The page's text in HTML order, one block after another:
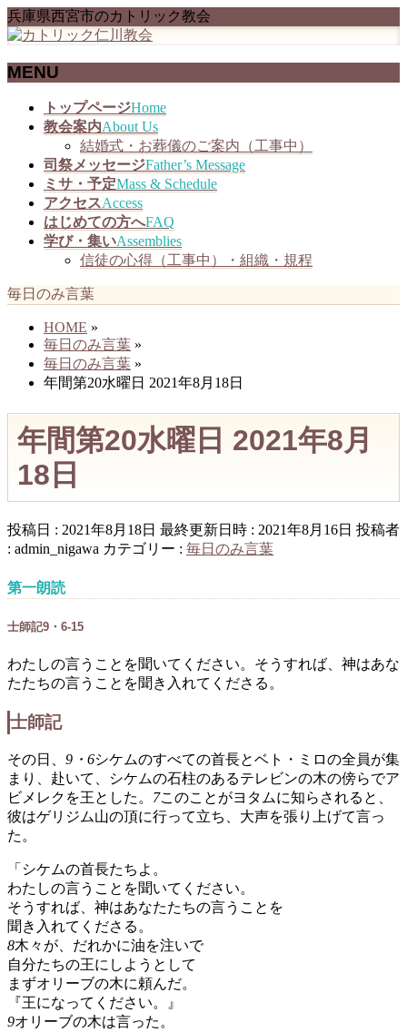
兵庫県西宮市のカトリック教会
MENU
トップページHome
教会案内About Us
結婚式・お葬儀のご案内（工事中）
司祭メッセージFather’s Message
ミサ・予定Mass & Schedule
アクセスAccess
はじめての方へFAQ
学び・集いAssemblies
信徒の心得（工事中）・組織・規程
毎日のみ言葉
HOME »
毎日のみ言葉 »
毎日のみ言葉 »
年間第20水曜日 2021年8月18日
年間第20水曜日 2021年8月
18日
投稿日 : 2021年8月18日 最終更新日時 : 2021年8月16日 投稿者
: admin_nigawa カテゴリー : 毎日のみ言葉
第一朗読
士師記9・6-15
わたしの言うことを聞いてください。そうすれば、神はあな
たたちの言うことを聞き入れてくださる。
士師記
その日、 9・6シケムのすべての首長とベト・ミロの全員が集
まり、赴いて、シケムの石柱のあるテレビンの木の傍らでア
ビメレクを王とした。 7このことがヨタムに知らされると、
彼はゲリジム山の頂に行って立ち、大声を張り上げて言っ
た。
「シケムの首長たちよ。
わたしの言うことを聞いてください。
そうすれば、神はあなたたちの言うことを
聞き入れてくださる。
8木々が、だれかに油を注いで
自分たちの王にしようとして
まずオリーブの木に頼んだ。
『王になってください。』
9オリーブの木は言った。